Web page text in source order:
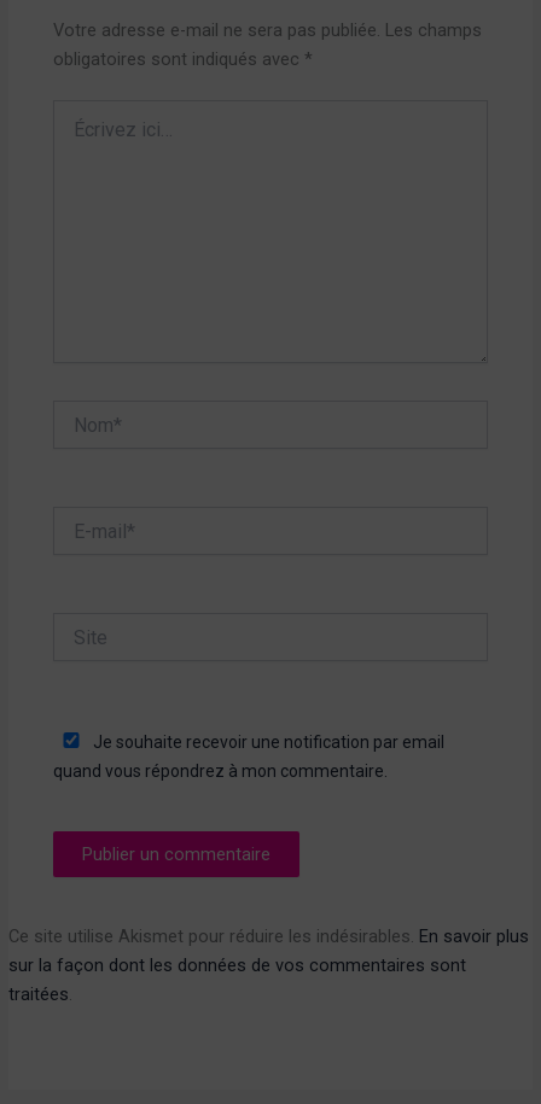
Votre adresse e-mail ne sera pas publiée. Les champs
obligatoires sont indiqués avec *
ici…
mail*
Je souhaite recevoir une notification par email
quand vous répondrez à mon commentaire.
Ce site utilise Akismet pour réduire les indésirables. En savoir plus
sur la façon dont les données de vos commentaires sont
traitées.